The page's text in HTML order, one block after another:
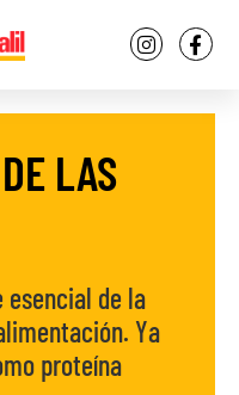
LAS
esencial de la
Ya
proteína